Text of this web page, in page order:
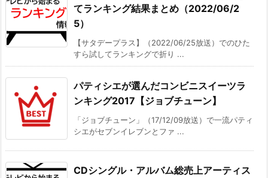
てランキング結果まとめ（2022/06/2
5）
【サタデープラス】（2022/06/25放送）でのひた
すら試してランキングで折り ...
パティシエが選んだコンビニスイーツラ
ンキング2017【ジョブチューン】
「ジョブチューン」（17/12/09放送）で一流パティ
シエがセブンイレブンとファ ...
CDシングル・アルバム総売上アーティス